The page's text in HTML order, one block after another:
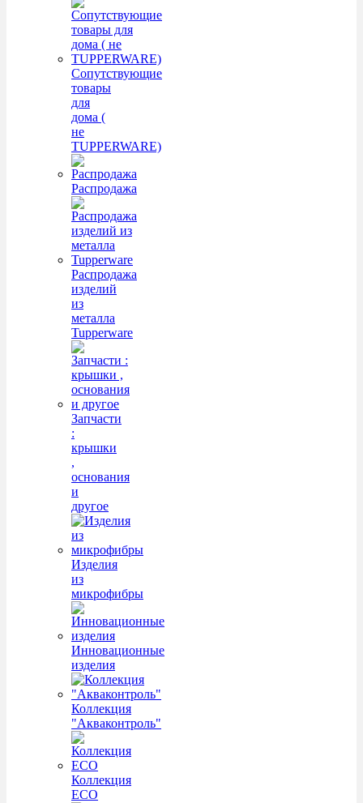
Сопутствующие
товары
для
дома (
не
TUPPERWARE)
Распродажа
Распродажа
изделий
из
металла
Tupperware
Запчасти
:
крышки
,
основания
и
другое
Изделия
из
микрофибры
Инновационные
изделия
Коллекция
"Акваконтроль"
Коллекция
ECO